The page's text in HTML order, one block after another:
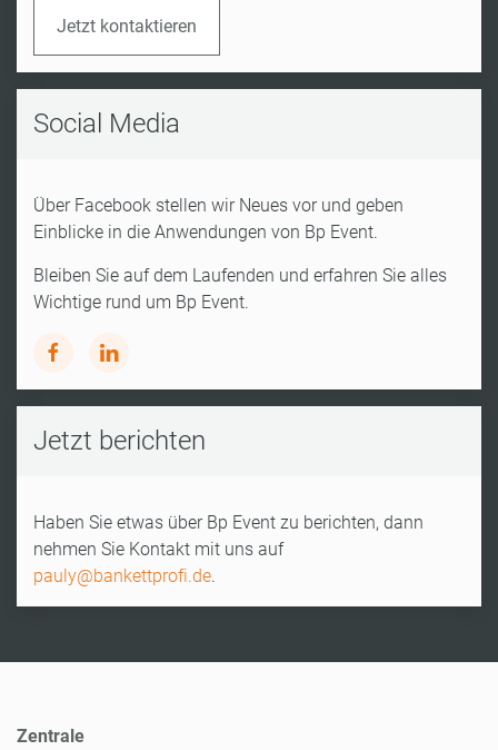
Jetzt kontaktieren
Social Media
Über Facebook stellen wir Neues vor und geben
Einblicke in die Anwendungen von Bp Event.
Bleiben Sie auf dem Laufenden und erfahren Sie alles
Wichtige rund um Bp Event.
Jetzt berichten
Haben Sie etwas über Bp Event zu berichten, dann
nehmen Sie Kontakt mit uns auf
pauly@bankettprofi.de.
Zentrale